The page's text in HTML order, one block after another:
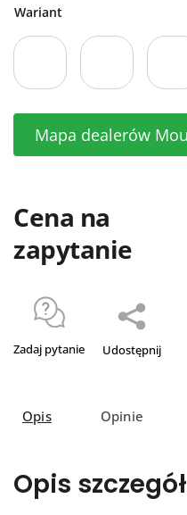
Wariant
Mapa dealerów
Cena na
zapytanie
Zadaj pytanie Udostępnij
Opis Opinie
Opis